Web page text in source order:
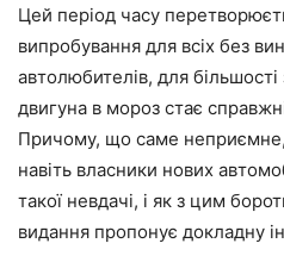
Цей період часу
випробування для всіх без
автолюбителів, для більшості
двигуна в мороз стає
Причому, що саме неприємне,
навіть власники нових
такої невдачі, і як з цим
видання пропонує докладну